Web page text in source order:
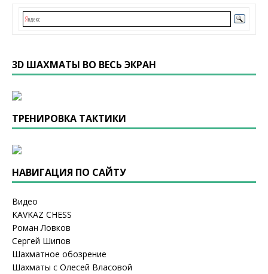
3D ШАХМАТЫ ВО ВЕСЬ ЭКРАН
ТРЕНИРОВКА ТАКТИКИ
НАВИГАЦИЯ ПО САЙТУ
Видео
KAVKAZ CHESS
Роман Ловков
Сергей Шипов
Шахматное обозрение
Шахматы с Олесей Власовой